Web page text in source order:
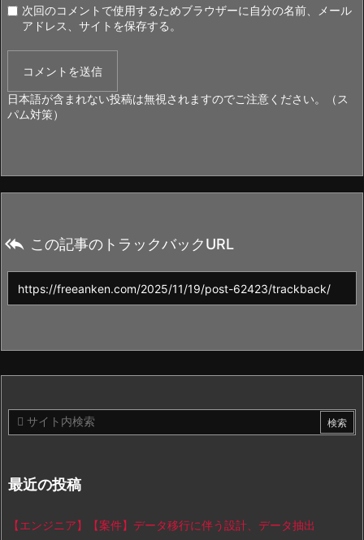
次回のコメントで使用するためブラウザーに自分の名前、メール
アドレス、サイトを保存する。
日本語が含まれない投稿は無視されますのでご注意ください。（ス
パム対策）
 この記事のトラックバックURL
最近の投稿
【エンジニア】【案件】データ移行に伴う設計、データ抽出